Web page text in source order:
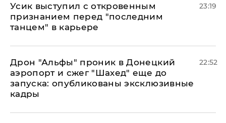
Усик выступил с откровенным
признанием перед "последним
танцем" в карьере
23:19
Дрон "Альфы" проник в Донецкий
аэропорт и сжег "Шахед" еще до
запуска: опубликованы эксклюзивные
кадры
22:52